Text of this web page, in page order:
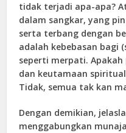
tidak terjadi apa-apa?
dalam sangkar, yang
serta terbang dengan
adalah kebebasan bagi
seperti merpati.
dan keutamaan
Tidak, semua tak kan
Dengan demikian,
menggabungkan